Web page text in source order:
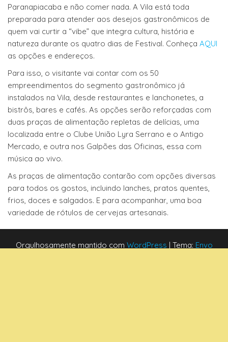
Paranapiacaba e não comer nada. A Vila está toda
preparada para atender aos desejos gastronômicos de
quem vai curtir a “vibe” que integra cultura, história e
natureza durante os quatro dias de Festival. Conheça AQUI
as opções e endereços.
Para isso, o visitante vai contar com os 50
empreendimentos do segmento gastronômico já
instalados na Vila, desde restaurantes e lanchonetes, a
bistrôs, bares e cafés. As opções serão reforçadas com
duas praças de alimentação repletas de delícias, uma
localizada entre o Clube União Lyra Serrano e o Antigo
Mercado, e outra nos Galpões das Oficinas, essa com
música ao vivo.
As praças de alimentação contarão com opções diversas
para todos os gostos, incluindo lanches, pratos quentes,
frios, doces e salgados. E para acompanhar, uma boa
variedade de rótulos de cervejas artesanais.
Orgulhosamente mantido com WordPress | Tema: Envo